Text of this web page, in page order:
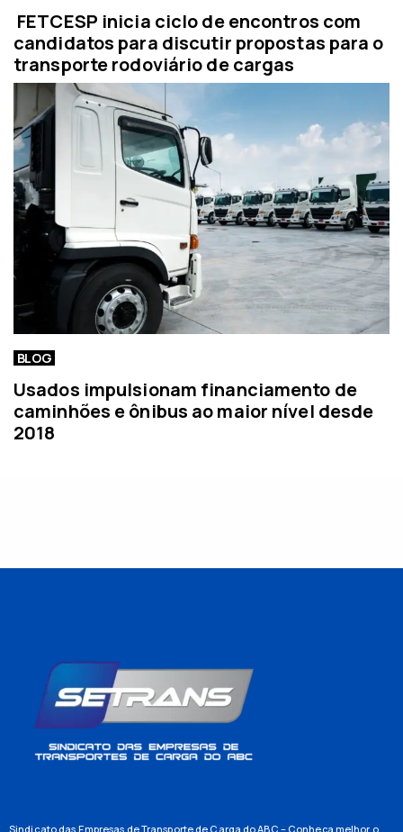
FETCESP inicia ciclo de encontros com
candidatos para discutir propostas para o
transporte rodoviário de cargas
BLOG
Usados impulsionam financiamento de
caminhões e ônibus ao maior nível desde
2018
Sindicato das Empresas de Transporte de Carga do ABC – Conheça melhor o